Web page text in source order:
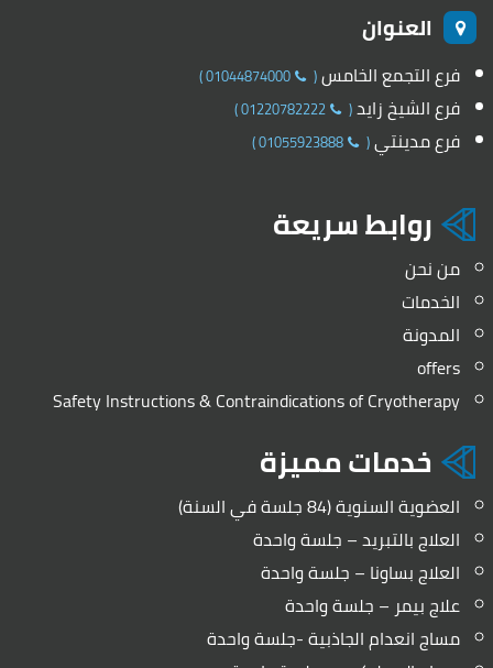
العنوان
فرع التجمع الخامس(
01044874000
)
فرع الشيخ زايد(
01220782222
)
فرع مدينتي(
01055923888
)
روابط سريعة
من نحن
الخدمات
المدونة
offers
Safety Instructions & Contraindications of Cryotherapy
خدمات مميزة
العضوية السنوية (84 جلسة في السنة)
العلاج بالتبريد – جلسة واحدة
العلاج بساونا – جلسة واحدة
علاج بيمر – جلسة واحدة
مساج انعدام الجاذبية -جلسة واحدة